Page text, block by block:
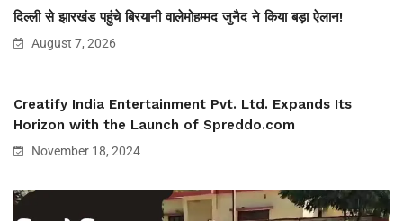
दिल्ली से झारखंड पहुंचे बिरयानी वालेमोहम्मद जुनैद ने किया बड़ा ऐलान!
August 7, 2026
Creatify India Entertainment Pvt. Ltd. Expands Its
Horizon with the Launch of Spreddo.com
November 18, 2024